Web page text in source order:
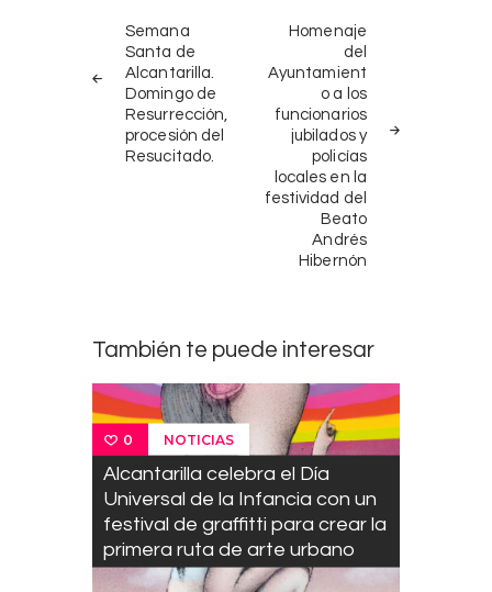
de
entradas
ANTERIORES
Semana
Santa de
Alcantarilla.
Domingo de
Resurrección,
procesión del
Resucitado.
Homenaje
del
Ayuntamient
o a los
funcionarios
jubilados y
policías
locales en la
festividad del
Beato
Andrés
Hibernón
También te puede interesar
0 NOTICIAS
Alcantarilla celebra el Día
Universal de la Infancia con un
festival de graffitti para crear la
primera ruta de arte urbano